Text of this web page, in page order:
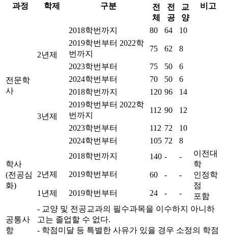
과정 학제 구분
비고
전
체
전
공
교
양
전문학
사
2년제
2018학번까지 80 64
10
2019학번부터 2022학
번까지
75 62 8
2023학번부터 75 50
6
2024학번부터
70 50 6
3년제
2018학번까지 120 96
14
2019학번부터 2022학
번까지
112 90 12
2023학번부터 112 72
10
2024학번부터
105 72 8
학사
(전공심
화)
2018학번까지 140 - -
이전대
학
인정학
점
포함
2년제 2019학번부터 60 - -
1년제 2019학번부터 24 - -
공통사
항
- 교양 및 전공교과의 필수과목을 이수하지 아니하
고는 졸업할 수 없다.
- 학점미달 등 특별한 사유가 있을 경우 소정의 학점